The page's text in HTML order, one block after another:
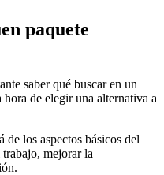
paquete
saber qué buscar en un
hora de elegir una alternativa a
de los aspectos básicos del
mejorar la